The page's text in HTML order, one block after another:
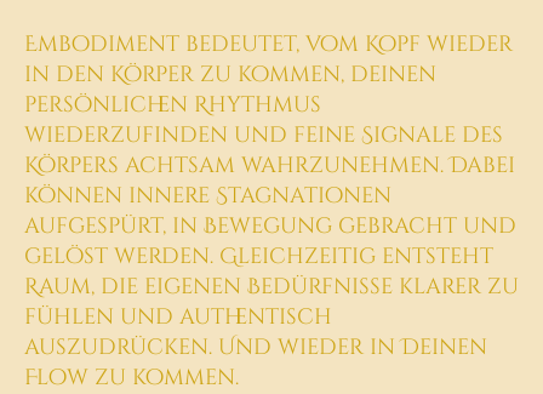
Embodiment bedeutet, vom Kopf wieder
in den Körper zu kommen, deinen
persönlichen Rhythmus
wiederzufinden und feine Signale des
Körpers achtsam wahrzunehmen. Dabei
können innere Stagnationen
aufgespürt, in Bewegung gebracht und
gelöst werden. Gleichzeitig entsteht
Raum, die eigenen Bedürfnisse klarer zu
fühlen und authentisch
auszudrücken. Und wieder in Deinen
Flow zu kommen.